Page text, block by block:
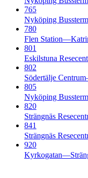
765
Nyköping
780
Flen
801
Eskilstuna
802
Södertälje
805
Nyköping
820
Strängnäs
841
Strängnäs
920